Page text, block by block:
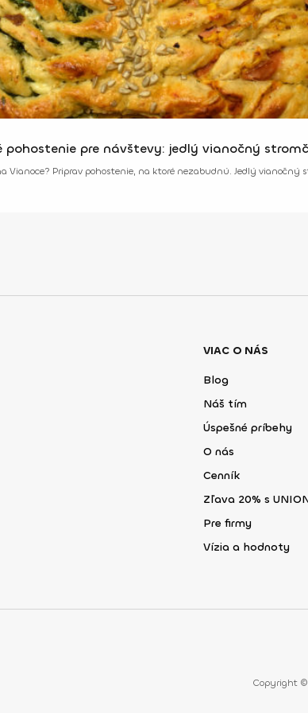
pohostenie pre návštevy: jedlý vianočný
Vianoce? Priprav pohostenie, na ktoré nezabudnú. Jedlý vianočný
VIAC O NÁS
Blog
Náš tím
Úspešné príbehy
O nás
Cenník
Zľava 20% s
Pre firmy
Vízia a hodnoty
Copyright ©